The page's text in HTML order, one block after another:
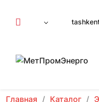
Главная Каталог